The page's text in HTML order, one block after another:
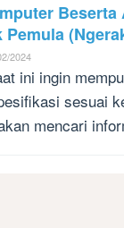
Beserta
2024
ini ingin
sesuai
mencari